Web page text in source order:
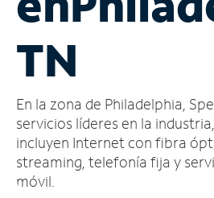
cuenta
Encuentra
tienda
TN
En la zona de Philadelphia,
servicios líderes en la
incluyen Internet con fibra
streaming, telefonía fija y
móvil.